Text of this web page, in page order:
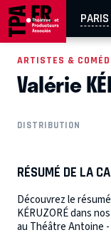
PARIS
AIX-MARSEILLE
EN TOURNÉE
ARTISTES &
Valérie
DISTRIBUTION
RÉSUMÉ DE LA
Découvrez le
KÉRUZORÉ dans
au Théâtre Antoine -